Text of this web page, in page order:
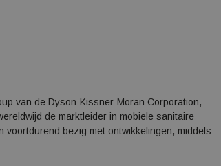
van de Dyson-Kissner-Moran Corporation,
de marktleider in mobiele sanitaire
bezig met ontwikkelingen, middels